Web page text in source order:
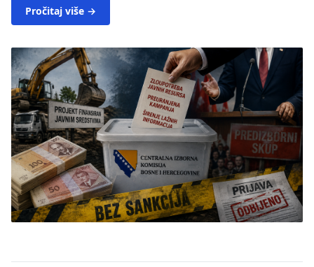
Pročitaj više →